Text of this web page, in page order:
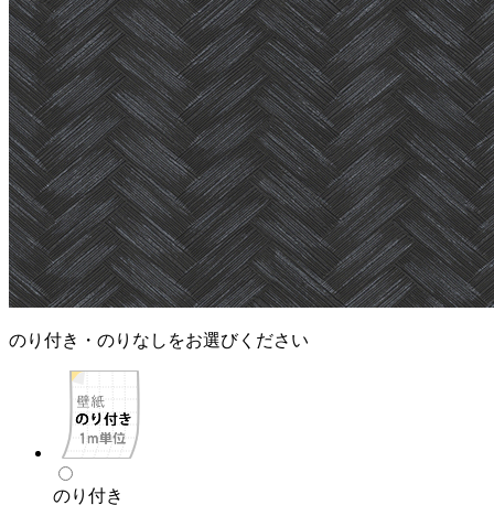
のり付き・のりなしをお選びください
のり付き